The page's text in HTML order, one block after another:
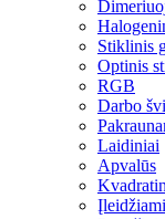
Stiklinis
Optinis
RGB
Darbo
Laidiniai
Apvalūs
Įleidžiami